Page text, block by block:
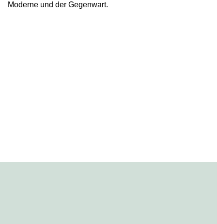
Moderne und der Gegenwart.